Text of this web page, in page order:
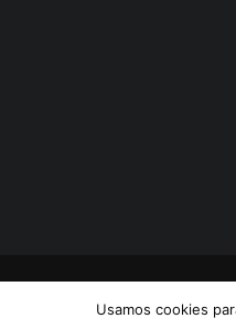
Usamos cookies